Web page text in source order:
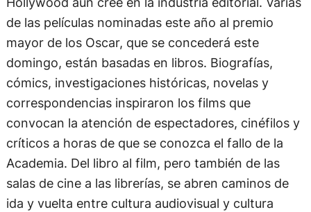
de las películas nominadas este año al premio
mayor de los Oscar, que se concederá este
domingo, están basadas en libros. Biografías,
cómics, investigaciones históricas, novelas y
correspondencias inspiraron los films que
convocan la atención de espectadores, cinéfilos y
críticos a horas de que se conozca el fallo de la
Academia. Del libro al film, pero también de las
salas de cine a las librerías, se abren caminos de
ida y vuelta entre cultura audiovisual y cultura